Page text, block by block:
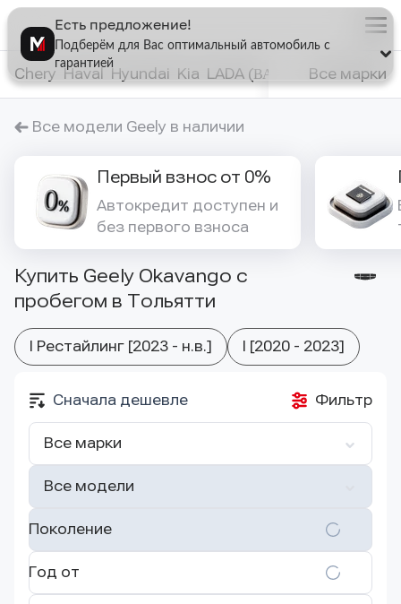
Chery Haval Hyundai Kia LADA (ВАЗ) Nissan
Все марки
Все модели Geely в наличии
Первый взнос от 0%
Автокредит доступен и
без первого взноса
Купить Geely Okavango с
пробегом в Тольятти
I Рестайлинг [2023 - н.в.] I [2020 - 2023]
Фильтр
Сначала дешевле
Все марки
Все модели
Поколение
Год от
Есть предложение!
Подберём для Вас оптимальный автомобиль с
гарантией